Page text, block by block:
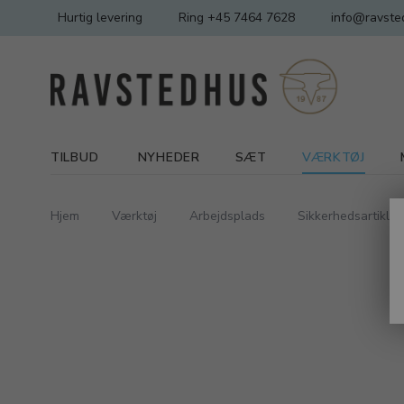
Hurtig levering Ring +45 7464 7628
TILBUD NYHEDER SÆT VÆRKTØJ
Hjem Værktøj Arbejdsplads Sikkerhedsartikler